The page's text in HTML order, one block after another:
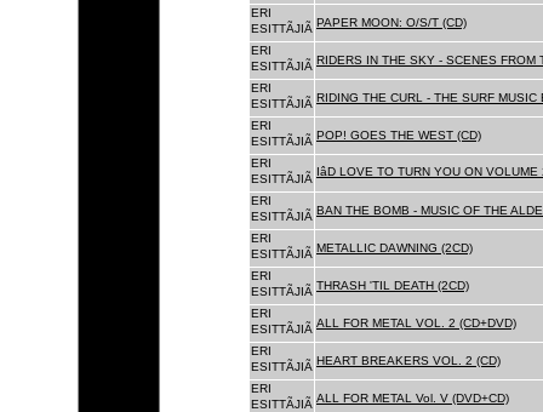
ERI
ESITTÃJIÃ PAPER MOON: O/S/T (CD)
ERI
ESITTÃJIÃ RIDERS IN THE SKY - SCENES FROM
ERI
ESITTÃJIÃ RIDING THE CURL - THE SURF
ERI
ESITTÃJIÃ POP! GOES THE WEST (CD)
ERI
ESITTÃJIÃ
IâD LOVE TO TURN YOU ON VOLUME
ERI
ESITTÃJIÃ BAN THE BOMB - MUSIC OF THE
ERI
ESITTÃJIÃ METALLIC DAWNING (2CD)
ERI
ESITTÃJIÃ THRASH 'TIL DEATH (2CD)
ERI
ESITTÃJIÃ ALL FOR METAL VOL. 2 (CD+DVD)
ERI
ESITTÃJIÃ HEART BREAKERS VOL. 2 (CD)
ERI
ESITTÃJIÃ ALL FOR METAL Vol. V (DVD+CD)